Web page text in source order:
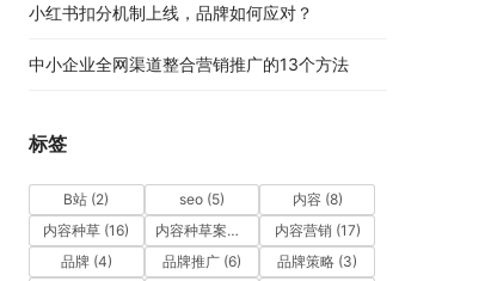
小红书扣分机制上线，品牌如何应对？
中小企业全网渠道整合营销推广的13个方法
标签
B站 (2) seo(5) 内容(8)
内容种草 (16) 内容种草案例 内容营销(17)
品牌(4) 品牌推广(6) 品牌策略 (3)